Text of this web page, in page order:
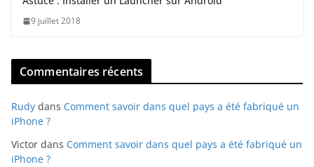
9 juillet 2018
Commentaires récents
Rudy dans Comment savoir dans quel pays a été fabriqué un
iPhone ?
Victor dans Comment savoir dans quel pays a été fabriqué un
iPhone ?